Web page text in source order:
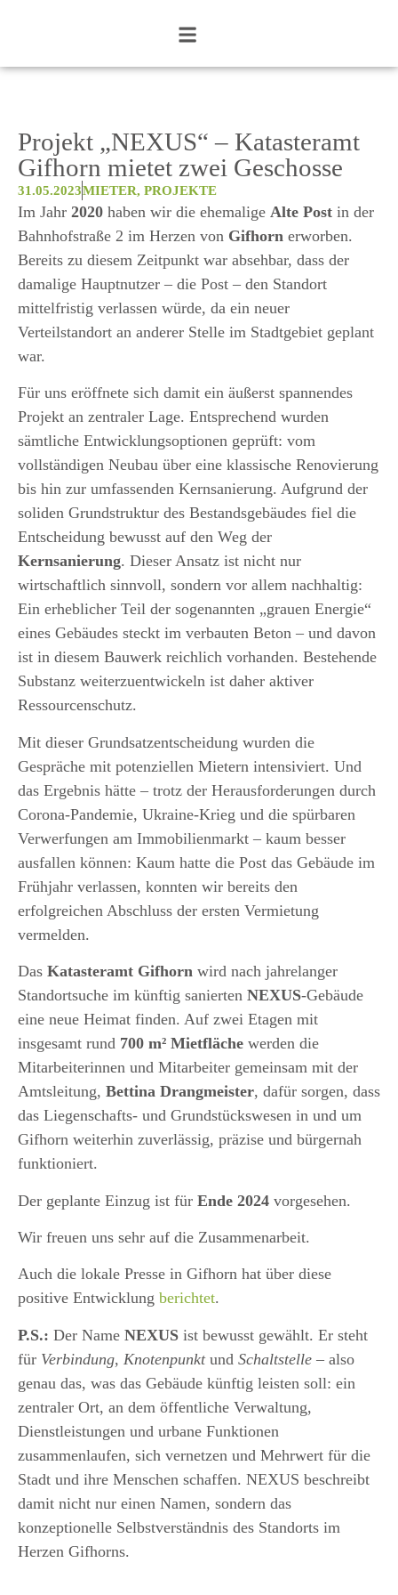
Projekt „NEXUS“ – Katasteramt
Gifhorn mietet zwei Geschosse
31.05.2023MIETER, PROJEKTE
Im Jahr 2020 haben wir die ehemalige Alte Post in der
Bahnhofstraße 2 im Herzen von Gifhorn erworben.
Bereits zu diesem Zeitpunkt war absehbar, dass der
damalige Hauptnutzer – die Post – den Standort
mittelfristig verlassen würde, da ein neuer
Verteilstandort an anderer Stelle im Stadtgebiet geplant
war.
Für uns eröffnete sich damit ein äußerst spannendes
Projekt an zentraler Lage. Entsprechend wurden
sämtliche Entwicklungsoptionen geprüft: vom
vollständigen Neubau über eine klassische Renovierung
bis hin zur umfassenden Kernsanierung. Aufgrund der
soliden Grundstruktur des Bestandsgebäudes fiel die
Entscheidung bewusst auf den Weg der
Kernsanierung. Dieser Ansatz ist nicht nur
wirtschaftlich sinnvoll, sondern vor allem nachhaltig:
Ein erheblicher Teil der sogenannten „grauen Energie“
eines Gebäudes steckt im verbauten Beton – und davon
ist in diesem Bauwerk reichlich vorhanden. Bestehende
Substanz weiterzuentwickeln ist daher aktiver
Ressourcenschutz.
Mit dieser Grundsatzentscheidung wurden die
Gespräche mit potenziellen Mietern intensiviert. Und
das Ergebnis hätte – trotz der Herausforderungen durch
Corona-Pandemie, Ukraine-Krieg und die spürbaren
Verwerfungen am Immobilienmarkt – kaum besser
ausfallen können: Kaum hatte die Post das Gebäude im
Frühjahr verlassen, konnten wir bereits den
erfolgreichen Abschluss der ersten Vermietung
vermelden.
Das Katasteramt Gifhorn wird nach jahrelanger
Standortsuche im künftig sanierten NEXUS-Gebäude
eine neue Heimat finden. Auf zwei Etagen mit
insgesamt rund 700 m² Mietfläche werden die
Mitarbeiterinnen und Mitarbeiter gemeinsam mit der
Amtsleitung, Bettina Drangmeister, dafür sorgen, dass
das Liegenschafts- und Grundstückswesen in und um
Gifhorn weiterhin zuverlässig, präzise und bürgernah
funktioniert.
Der geplante Einzug ist für Ende 2024 vorgesehen.
Wir freuen uns sehr auf die Zusammenarbeit.
Auch die lokale Presse in Gifhorn hat über diese
positive Entwicklung berichtet.
P.S.: Der Name NEXUS ist bewusst gewählt. Er steht
für Verbindung, Knotenpunktund Schaltstelle – also
genau das, was das Gebäude künftig leisten soll: ein
zentraler Ort, an dem öffentliche Verwaltung,
Dienstleistungen und urbane Funktionen
zusammenlaufen, sich vernetzen und Mehrwert für die
Stadt und ihre Menschen schaffen. NEXUS beschreibt
damit nicht nur einen Namen, sondern das
konzeptionelle Selbstverständnis des Standorts im
Herzen Gifhorns.